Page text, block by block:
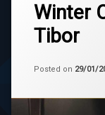
Winter
Tibor
Posted on 29/01/
2025
Regional
report